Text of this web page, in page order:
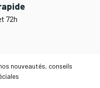
72h
nouveautés, conseils